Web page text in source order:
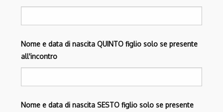
Nome e data di nascita QUINTO figlio solo se presente
all'incontro
Nome e data di nascita SESTO figlio solo se presente